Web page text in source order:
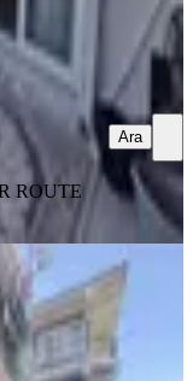
ROUTE
Ara
, Bahçeli 3+1